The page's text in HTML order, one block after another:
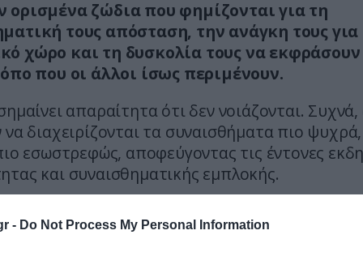
- Do Not Process My Personal Information
ορισμένα ζώδια που φημίζονται για τη
τους απόσταση, την ανάγκη τους για
χώρο και τη δυσκολία τους να εκφράσουν
που οι άλλοι ίσως περιμένουν.
απαραίτητα ότι δεν νοιάζονται.
να διαχειρίζονται τα συναισθήματα πιο
εσωστρεφώς, αποφεύγοντας τις έντονες
και συναισθηματικής εμπλοκής.
κύκλου: